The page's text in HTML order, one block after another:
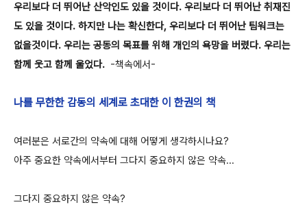
우리보다 더 뛰어난 산악인도 있을 것이다. 우리보다 더 뛰어난 취재진
도 있을 것이다. 하지만 나는 확신한다, 우리보다 더 뛰어난 팀워크는
없을것이다. 우리는 공동의 목표를 위해 개인의 욕망을 버렸다. 우리는
함께 웃고 함께 울었다. -책속에서-
나를 무한한 감동의 세계로 초대한 이 한권의 책
여러분은 서로간의 약속에 대해 어떻게 생각하시나요?
아주 중요한 약속에서부터 그다지 중요하지 않은 약속...
그다지 중요하지 않은 약속?